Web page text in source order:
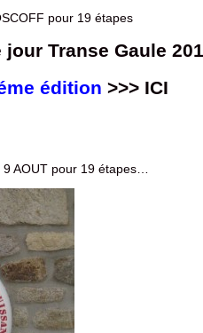
pour 19 étapes
jour Transe Gaule
édition >>> ICI
AOUT pour 19 étapes…